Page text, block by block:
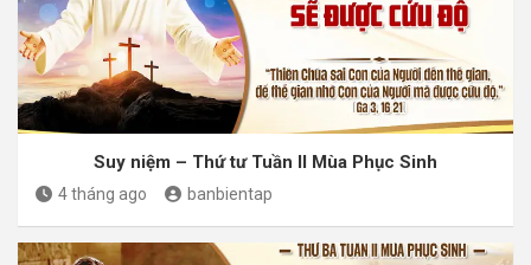
Suy niệm – Thứ tư Tuần II Mùa Phục Sinh
4 tháng ago banbientap